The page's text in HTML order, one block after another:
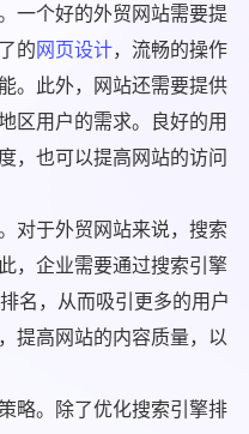
一个好的外贸网站需要提
的 网页设计，流畅的操作
。此外，网站还需要提供
区用户的需求。良好的用
，也可以提高网站的访问
对于外贸网站来说，搜索
，企业需要通过搜索引擎
名，从而吸引更多的用户
提高网站的内容质量，以
略。除了优化搜索引擎排